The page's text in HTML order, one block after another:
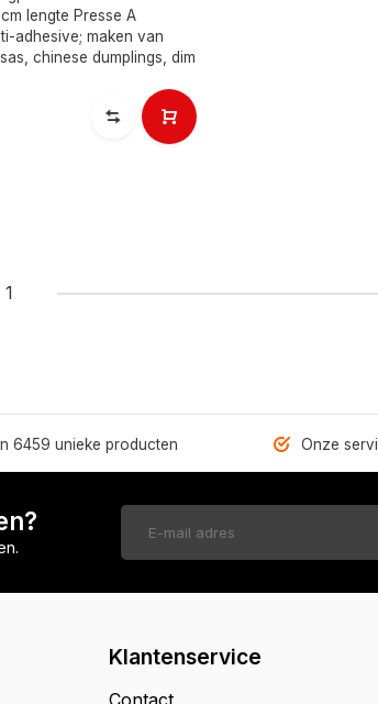
lengte Presse A
adhesive; maken van
chinese dumplings, dim
6459 unieke producten Onze
Klantenservice
Contact